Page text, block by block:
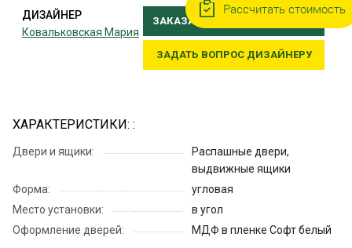
ДИЗАЙНЕР
Ковальковская Мария
ЗАКАЗАТЬ ВЫЕЗД ДИЗАЙНЕРА
ЗАДАТЬ ВОПРОС ДИЗАЙНЕРУ
ХАРАКТЕРИСТИКИ: :
Двери и ящики:
Распашные двери,
выдвижные ящики
Форма:
угловая
Место установки:
в угол
Оформление дверей:
МДФ в пленке Софт белый
Рассчитать стоимость